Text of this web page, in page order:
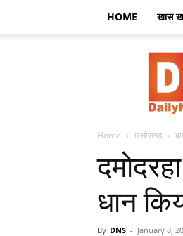
HOME खास
Home छत्तीसगढ़
धान
By DNS - January 8,